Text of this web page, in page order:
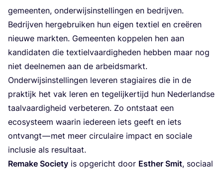
gemeen­ten, onder­wijs­in­stel­lin­gen en bedrij­ven.
Bedrij­ven her­ge­brui­ken hun eigen tex­tiel en cre­ë­ren
nieu­we mark­ten. Gemeen­ten kop­pe­len hen aan
kan­di­da­ten die tex­tiel­vaar­dig­he­den heb­ben maar nog
niet deel­ne­men aan de arbeids­markt.
Onder­wijs­in­stel­lin­gen leve­ren sta­gi­ai­res die in de
prak­tijk het vak leren en tege­lij­ker­tijd hun Neder­land­se
taal­vaar­dig­heid ver­be­te­ren. Zo ont­staat een
eco­sys­teem waar­in ieder­een iets geeft en iets
ont­vangt — met meer cir­cu­lai­re impact en soci­a­le
inclu­sie als resultaat.
Rema­ke Soci­e­ty is opge­richt door Esther Smit, soci­aal